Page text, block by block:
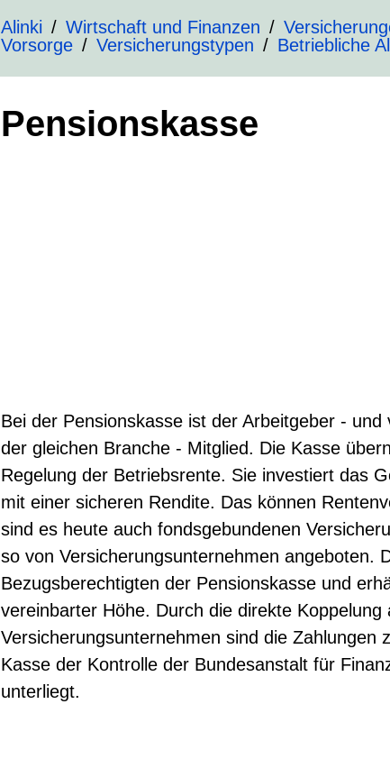
Alinki Wirtschaft und Finanzen
Vorsorge
Versicherungstypen Betriebliche
Pensionskasse
Bei der Pensionskasse ist der Arbeitgeber -
der gleichen Branche - Mitglied. Die Kasse
Regelung der Betriebsrente. Sie investiert das
mit einer sicheren Rendite. Das können
sind es heute auch fondsgebundenen
so von Versicherungsunternehmen angeboten.
Bezugsberechtigten der Pensionskasse und
vereinbarter Höhe. Durch die direkte Koppelung
Versicherungsunternehmen sind die Zahlungen
Kasse der Kontrolle der Bundesanstalt für
unterliegt.